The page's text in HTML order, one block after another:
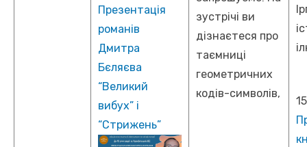
Презентація
романів
Дмитра
Бєляєва
“Великий
вибух” і
“Стрижень”
зустрічі ви
дізнаєтеся про
таємниці
геометричних
кодів-символів,